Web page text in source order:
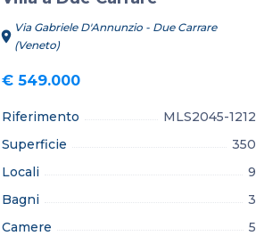
location_on
Via Gabriele D'Annunzio - Due Carrare
(Veneto)
€ 549.000
Riferimento
MLS2045-1212
Superficie
350
Locali
9
Bagni
3
Camere
5